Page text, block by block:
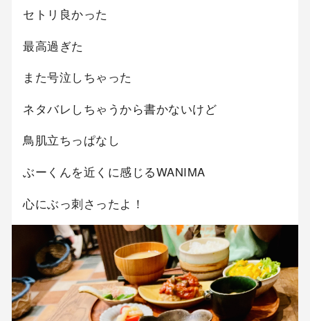
セトリ良かった
最高過ぎた
また号泣しちゃった
ネタバレしちゃうから書かないけど
鳥肌立ちっぱなし
ぶーくんを近くに感じるWANIMA
心にぶっ刺さったよ！